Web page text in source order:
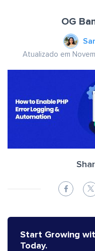
OG
Atualizado em
Start Growing
Today.